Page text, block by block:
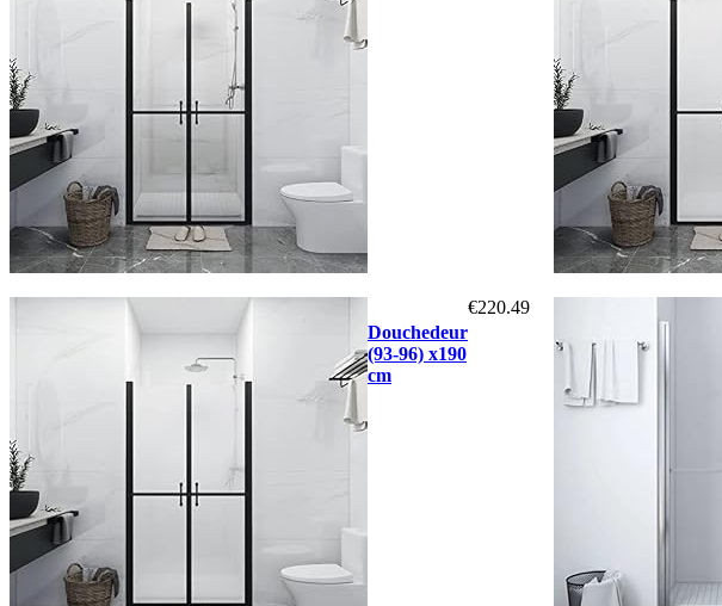
Douchedeur
(93-96) x190
cm
€220.49